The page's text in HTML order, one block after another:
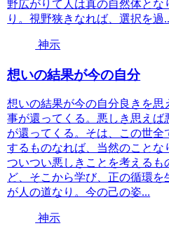
野広がりて人は真の自然体とな
り。視野狭きなれば、選択を過
神示
想いの結果が今の自分
想いの結果が今の自分良きを思
事が還ってくる。悪しき思えば
が還ってくる。そは、この世全
するものなれば、当然のことな
ついつい悪しきことを考えるも
ど、そこから学び、正の循環を
が人の道なり。今の己の姿...
神示